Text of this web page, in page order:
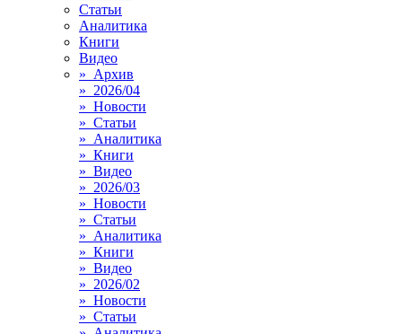
Статьи
Аналитика
Книги
Видео
» Архив
» 2026/04
» Новости
» Статьи
» Аналитика
» Книги
» Видео
» 2026/03
» Новости
» Статьи
» Аналитика
» Книги
» Видео
» 2026/02
» Новости
» Статьи